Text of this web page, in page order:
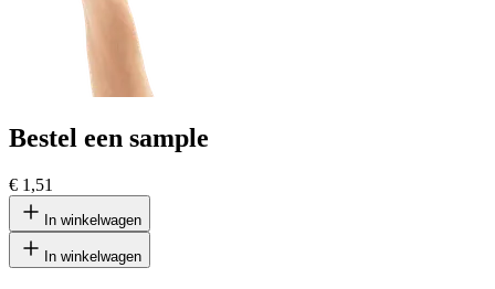
Bestel een sample
€ 1,51
In winkelwagen
In winkelwagen